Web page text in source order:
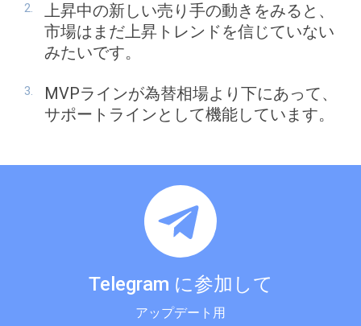
上昇中の新しい売り手の動きをみると、
市場はまだ上昇トレンドを信じていない
みたいです。
MVPラインが為替相場より下にあって、
サポートラインとして機能しています。
Telegram に参加して
アップデート用